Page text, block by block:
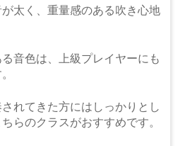
太く、重量感のある吹き心地
音色は、上級プレイヤーにも
れてきた方にはしっかりとし
らのクラスがおすすめです。